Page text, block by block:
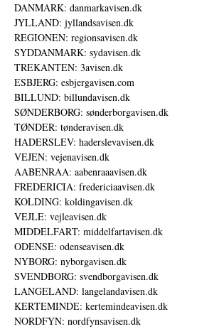
DANMARK: danmarkavisen.dk
JYLLAND: jyllandsavisen.dk
REGIONEN: regionsavisen.dk
SYDDANMARK: sydavisen.dk
TREKANTEN: 3avisen.dk
ESBJERG: esbjergavisen.com
BILLUND: billundavisen.dk
SØNDERBORG: sønderborgavisen.dk
TØNDER: tønderavisen.dk
HADERSLEV: haderslevavisen.dk
VEJEN: vejenavisen.dk
AABENRAA: aabenraaavisen.dk
FREDERICIA: fredericiaavisen.dk
KOLDING: koldingavisen.dk
VEJLE: vejleavisen.dk
MIDDELFART: middelfartavisen.dk
ODENSE: odenseavisen.dk
NYBORG: nyborgavisen.dk
SVENDBORG: svendborgavisen.dk
LANGELAND: langelandavisen.dk
KERTEMINDE: kertemindeavisen.dk
NORDFYN: nordfynsavisen.dk